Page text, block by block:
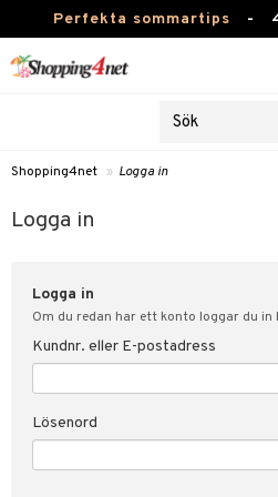
Perfekta sommartips -
Kontaktlinser
Hälsokost
Fitness
Hem & Inredning
Leksaker, Barn & Baby
Varumärken
Shopping4net » Logga in
Logga in
Logga in
Om du redan har ett konto loggar du in
Kundnr. eller E-postadress
Lösenord
svar